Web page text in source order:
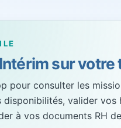
sur votre
pour consulter les
valider
à vos documents RH